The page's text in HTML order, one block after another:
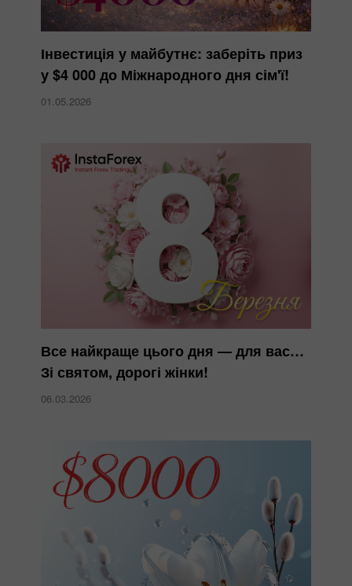
Інвестиція у майбутнє: заберіть приз
у $4 000 до Міжнародного дня сім'ї!
01.05.2026
Все найкраще цього дня — для вас…
Зі святом, дорогі жінки!
06.03.2026